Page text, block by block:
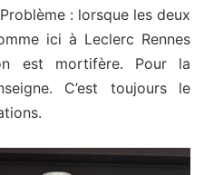
: lorsque les deux
ici à Leclerc Rennes
est mortifère. Pour la
C’est toujours le